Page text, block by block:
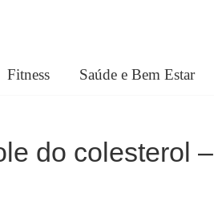
Fitness Saúde e Bem Estar
do colesterol –